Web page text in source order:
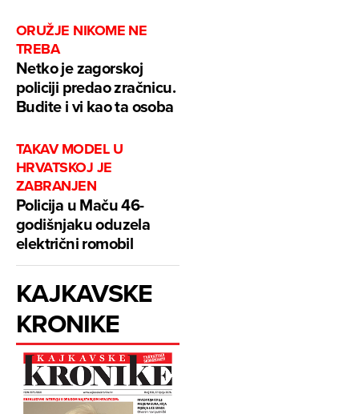
ORUŽJE NIKOME NE
TREBA
Netko je zagorskoj
policiji predao zračnicu.
Budite i vi kao ta osoba
TAKAV MODEL U
HRVATSKOJ JE
ZABRANJEN
Policija u Maču 46-
godišnjaku oduzela
električni romobil
KAJKAVSKE
KRONIKE